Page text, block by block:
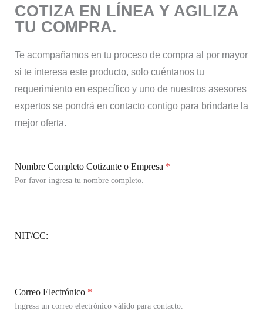
COTIZA EN LÍNEA Y AGILIZA
TU COMPRA.
Te acompañamos en tu proceso de compra al por mayor
si te interesa este producto, solo cuéntanos tu
requerimiento en específico y uno de nuestros asesores
expertos se pondrá en contacto contigo para brindarte la
mejor oferta.
Nombre Completo Cotizante o Empresa *
Por favor ingresa tu nombre completo.
NIT/CC:
Correo Electrónico *
Ingresa un correo electrónico válido para contacto.